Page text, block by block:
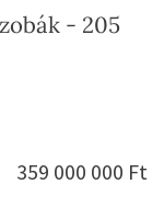
- 205
359 000 000 Ft